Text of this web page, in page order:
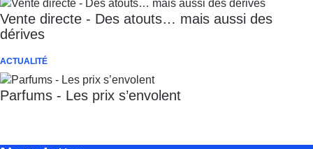
Vente directe - Des atouts… mais aussi des
dérives
ACTUALITÉ
Parfums - Les prix s’envolent